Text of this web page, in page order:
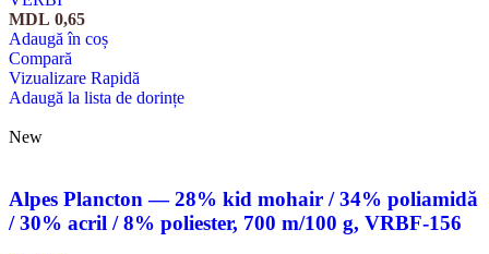
MDL 0,65
Adaugă în coș
Compară
Vizualizare Rapidă
Adaugă la lista de dorințe
New
Alpes Plancton — 28% kid mohair / 34% poliamidă
/ 30% acril / 8% poliester, 700 m/100 g, VRBF-156